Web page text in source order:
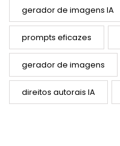
gerador de imagens IA
prompts eficazes
gerador de imagens
direitos autorais IA